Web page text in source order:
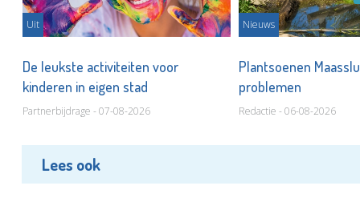
Uit
De leukste activiteiten voor
kinderen in eigen stad
Partnerbijdrage - 07-08-2026
Nieuws
Plantsoenen
problemen
Redactie - 06-08-2026
Lees ook